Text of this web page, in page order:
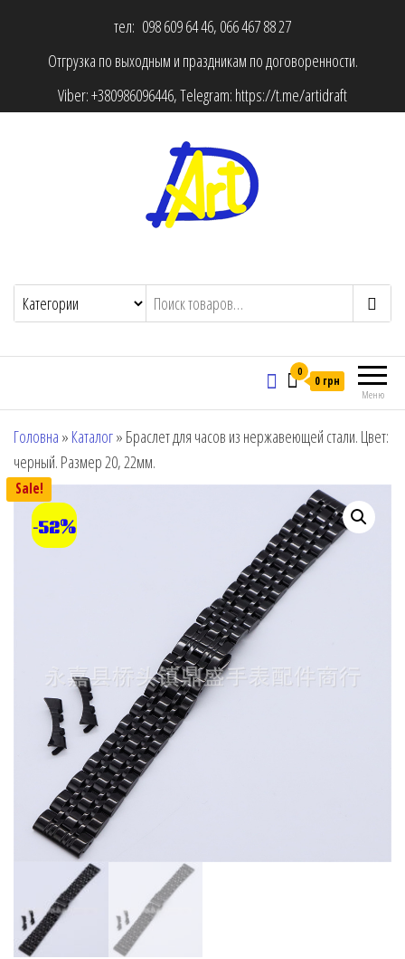
тел: 098 609 64 46, 066 467 88 27
Отгрузка по выходным и праздникам по договоренности.
Viber:+380986096446, Telegram: https://t.me/artidraft
Меню
0
0 грн
Головна » Каталог» Браслет для часов из нержавеющей стали. Цвет:
черный. Размер 20, 22мм.
Sale!
-52%